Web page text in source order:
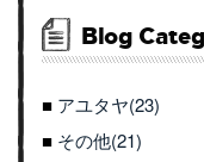
Blog
アユタヤ(23)
その他(21)